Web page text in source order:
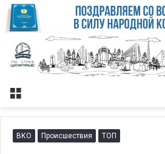
Меню
ВКО Происшествия ТОП